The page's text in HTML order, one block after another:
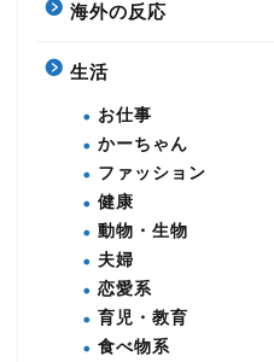
海外の反応
生活
お仕事
かーちゃん
ファッション
健康
動物・生物
夫婦
恋愛系
育児・教育
食べ物系